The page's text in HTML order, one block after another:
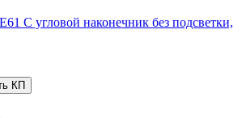
C угловой наконечник без подсветки,
КП